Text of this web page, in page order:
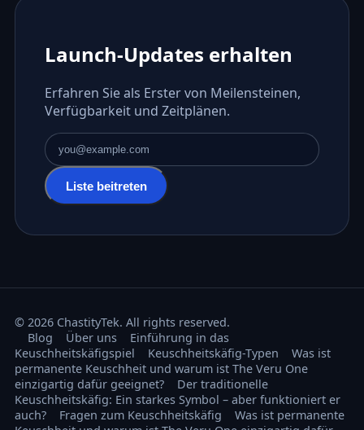
Launch-Updates erhalten
Erfahren Sie als Erster von Meilensteinen,
Verfügbarkeit und Zeitplänen.
E-Mail-Adresse
Liste beitreten
© 2026 ChastityTek. All rights reserved.
Blog
Über uns
Einführung in das
Keuschheitskäfigspiel
Keuschheitskäfig-Typen
Was ist
permanente Keuschheit und warum ist The Veru One
einzigartig dafür geeignet?
Der traditionelle
Keuschheitskäfig: Ein starkes Symbol – aber funktioniert er
auch?
Fragen zum Keuschheitskäfig
Was ist permanente